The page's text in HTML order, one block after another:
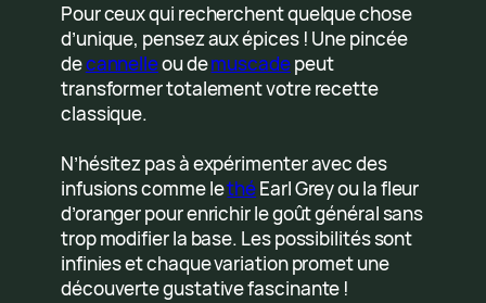
Pour ceux qui recherchent quelque chose
d’unique, pensez aux épices ! Une pincée
decannelleou demuscadepeut
transformer totalement votre recette
classique.
N’hésitez pas à expérimenter avec des
infusions comme lethéEarl Grey ou la fleur
d’oranger pour enrichir le goût général sans
trop modifier la base. Les possibilités sont
infinies et chaque variation promet une
découverte gustative fascinante !